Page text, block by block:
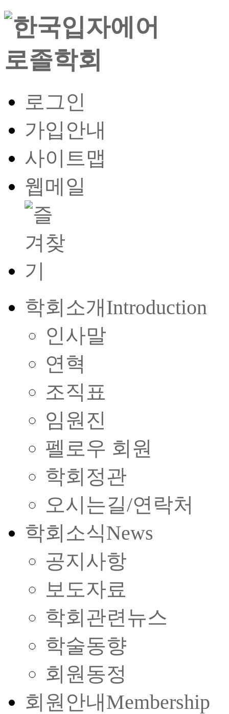
로그인
가입안내
사이트맵
웹메일
학회소개Introduction
인사말
연혁
조직표
임원진
펠로우 회원
학회정관
오시는길/연락처
학회소식News
공지사항
보도자료
학회관련뉴스
학술동향
회원동정
회원안내Membership